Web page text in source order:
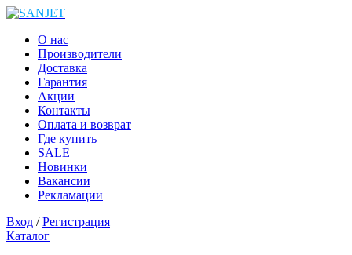
О нас
Производители
Доставка
Гарантия
Акции
Контакты
Оплата и возврат
Где купить
SALE
Новинки
Вакансии
Рекламации
Вход /Регистрация
Каталог